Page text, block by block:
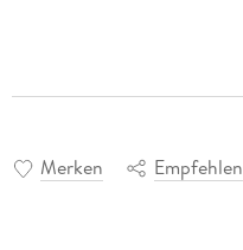
Merken Empfehlen